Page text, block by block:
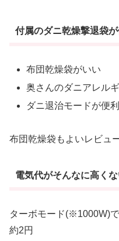
付属のダニ乾燥撃退袋が
布団乾燥袋がいい
奥さんのダニアレル
ダニ退治モードが便利
布団乾燥袋もよいレビュ
電気代がそんなに高く
ターボモード(※1000W)
約2円